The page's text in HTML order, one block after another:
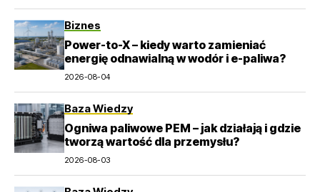
Biznes
Power-to-X – kiedy warto zamieniać
energię odnawialną w wodór i e-paliwa?
2026-08-04
Baza Wiedzy
Ogniwa paliwowe PEM – jak działają i gdzie
tworzą wartość dla przemysłu?
2026-08-03